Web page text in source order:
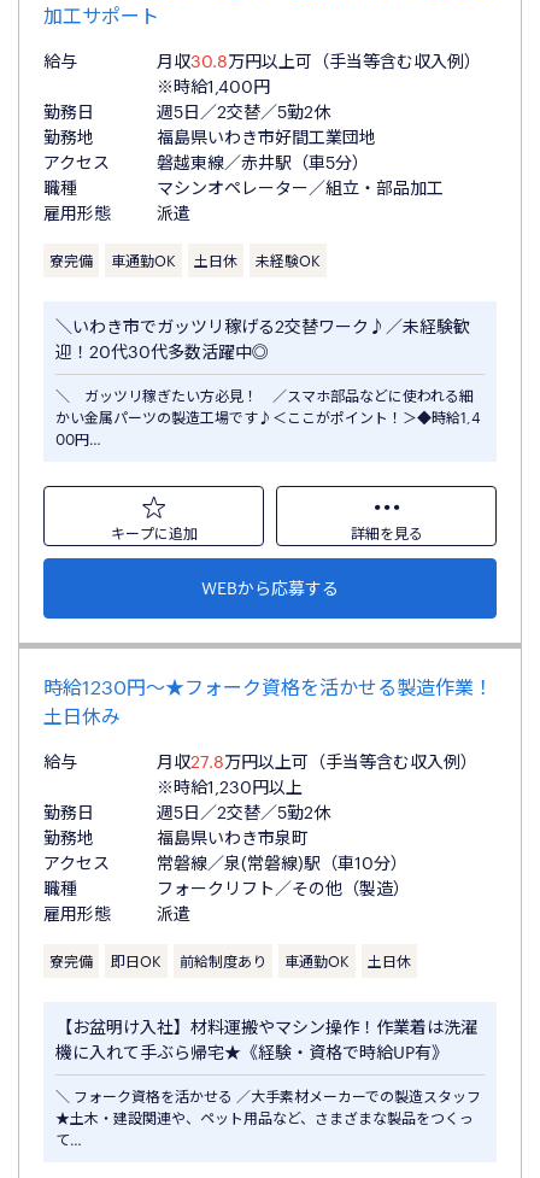
加工サポート
給与 月収30.8万円以上可（手当等含む収入例）
※時給1,400円
勤務日
週5日／2交替／5勤2休
勤務地
福島県いわき市好間工業団地
アクセス
磐越東線／赤井駅（車5分）
職種
マシンオペレーター／組立・部品加工
雇用形態
派遣
寮完備 車通勤OK 土日休 未経験OK
＼いわき市でガッツリ稼げる2交替ワーク♪／未経験歓
迎！20代30代多数活躍中◎
＼ ガッツリ稼ぎたい方必見！ ／スマホ部品などに使われる細
かい金属パーツの製造工場です♪＜ここがポイント！＞◆時給1,4
00円…
キープに追加 詳細を見る
WEBから応募する
時給1230円～★フォーク資格を活かせる製造作業！
土日休み
給与 月収27.8万円以上可（手当等含む収入例）
※時給1,230円以上
勤務日
週5日／2交替／5勤2休
勤務地
福島県いわき市泉町
アクセス
常磐線／泉(常磐線)駅（車10分）
職種
フォークリフト／その他（製造）
雇用形態
派遣
寮完備 即日OK 前給制度あり 車通勤OK 土日休
【お盆明け入社】材料運搬やマシン操作！作業着は洗濯
機に入れて手ぶら帰宅★《経験・資格で時給UP有》
＼ フォーク資格を活かせる ／大手素材メーカーでの製造スタッフ
★土木・建設関連や、ペット用品など、さまざまな製品をつくっ
て…